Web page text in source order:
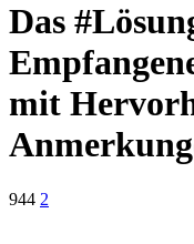
Das
mit
944 2